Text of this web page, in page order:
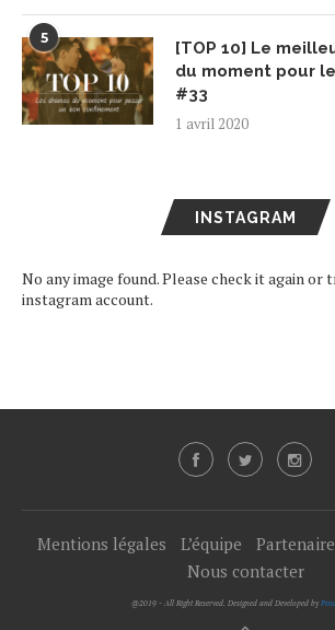
5
[TOP 10] Le
du moment pour
#33
1 avril 2020
INSTAGRAM
No any image found. Please check it again
instagram account.
Mentions légales L’équipe
Nous contacter
@2019 - All Right Reserved. Designed and Developed by